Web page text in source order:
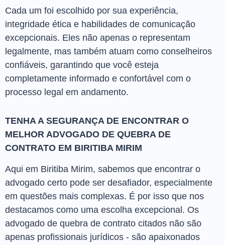
Cada um foi escolhido por sua experiência,
integridade ética e habilidades de comunicação
excepcionais. Eles não apenas o representam
legalmente, mas também atuam como conselheiros
confiáveis, garantindo que você esteja
completamente informado e confortável com o
processo legal em andamento.
TENHA A SEGURANÇA DE ENCONTRAR O
MELHOR ADVOGADO DE QUEBRA DE
CONTRATO EM BIRITIBA MIRIM
Aqui em Biritiba Mirim, sabemos que encontrar o
advogado certo pode ser desafiador, especialmente
em questões mais complexas. É por isso que nos
destacamos como uma escolha excepcional. Os
advogado de quebra de contrato citados não são
apenas profissionais jurídicos - são apaixonados